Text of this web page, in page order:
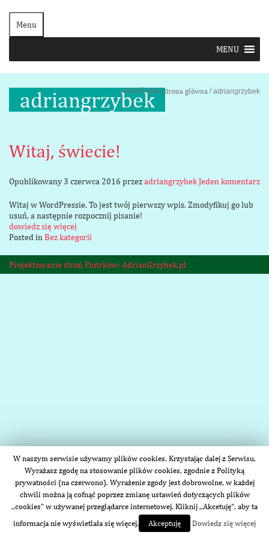
Menu
adriangrzybek
Jesteś tutaj: Strona główna / adriangrzybek
Witaj, świecie!
Opublikowany 3 czerwca 2016 przezadriangrzybekJeden komentarz
Witaj w WordPressie. To jest twój pierwszy wpis. Zmodyfikuj go lub
usuń, a następnie rozpocznij pisanie!
dowiedz się więcej
Posted in Bez kategorii
Projektowanie stron Piotrków: AdrianGrzybek.pl
W naszym serwisie używamy plików cookies. Krzystając dalej z Serwisu,
Wyrażasz zgodę na stosowanie plików cookies, zgodnie z Polityką
prywatności (na czerwono). Wyrażenie zgody jest dobrowolne, w każdej
chwili można ją cofnąć poprzez zmianę ustawień dotyczących plików
,,cookies" w używanej przeglądarce internetowej. Kliknij ,,Akcetuję", aby ta
informacja nie wyświetlała się więcej.
Akceptuję Dowiedz się więcej